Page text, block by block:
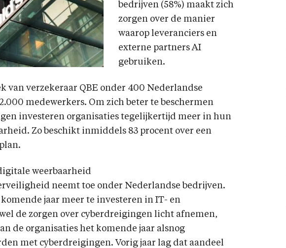
bedrijven (58%) maakt zich
zorgen over de manier
waarop leveranciers en
externe partners AI
gebruiken.
van verzekeraar QBE onder 400 Nederlandse
medewerkers. Om zich beter te beschermen
investeren organisaties tegelijkertijd meer in hun
Zo beschikt inmiddels 83 procent over een
weerbaarheid
neemt toe onder Nederlandse bedrijven.
komende jaar meer te investeren in IT- en
de zorgen over cyberdreigingen licht afnemen,
de organisaties het komende jaar alsnog
met cyberdreigingen. Vorig jaar lag dat aandeel